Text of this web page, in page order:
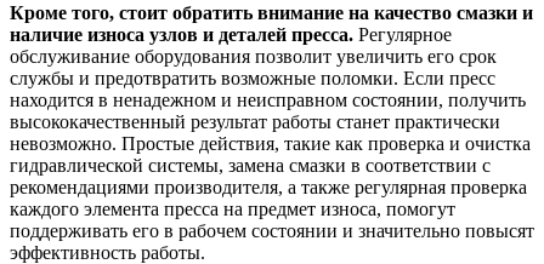
Кроме того, стоит обратить внимание на качество смазки и
наличие износа узлов и деталей пресса. Регулярное
обслуживание оборудования позволит увеличить его срок
службы и предотвратить возможные поломки. Если пресс
находится в ненадежном и неисправном состоянии, получить
высококачественный результат работы станет практически
невозможно. Простые действия, такие как проверка и очистка
гидравлической системы, замена смазки в соответствии с
рекомендациями производителя, а также регулярная проверка
каждого элемента пресса на предмет износа, помогут
поддерживать его в рабочем состоянии и значительно повысят
эффективность работы.